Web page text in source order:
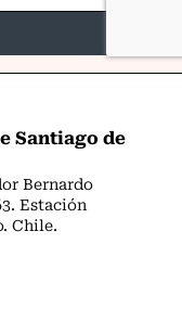
Santiago de
Bernardo
Estación
Chile.